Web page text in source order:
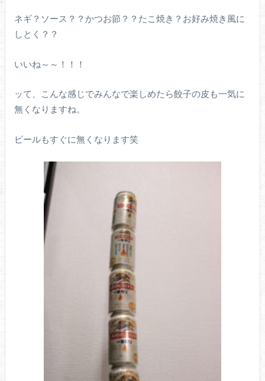
ネギ？ソース？？かつお節？？たこ焼き？お好み焼き風に
しとく？？
いいね～～！！！
ッて、こんな感じでみんなで楽しめたら餃子の皮も一気に
無くなりますね。
ビールもすぐに無くなります笑